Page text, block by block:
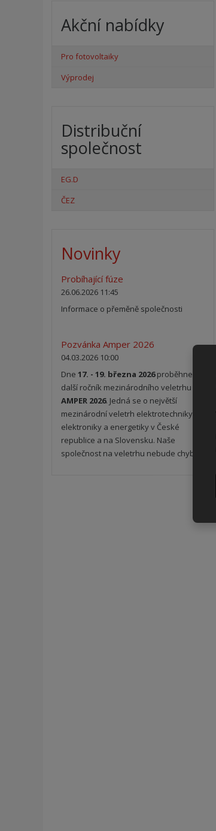
Akční nabídky
Pro fotovoltaiky
Výprodej
Distribuční
společnost
EG.D
ČEZ
Novinky
Probíhající fúze
26.06.2026 11:45
Informace o přeměně společnosti
Pozvánka Amper 2026
04.03.2026 10:00
Dne17. - 19. března 2026proběhne
další ročník mezinárodního veletrhu
AMPER 2026. Jedná se o největší
mezinárodní veletrh elektrotechniky,
elektroniky a energetiky v České
republice a na Slovensku. Naše
společnost na veletrhu nebude chybět.